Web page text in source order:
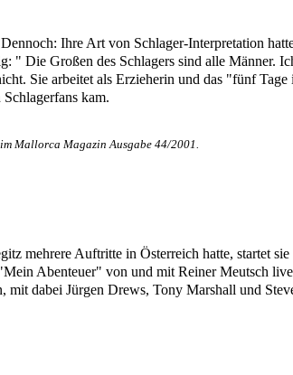
Ihre Art von Schlager-Interpretation
" Die Großen des Schlagers sind alle Männer.
Sie arbeitet als Erzieherin und das "fünf
kam.
Mallorca Magazin Ausgabe 44/2001.
mehrere Auftritte in Österreich hatte, startet
Abenteuer" von und mit Reiner Meutsch
mit dabei Jürgen Drews, Tony Marshall und